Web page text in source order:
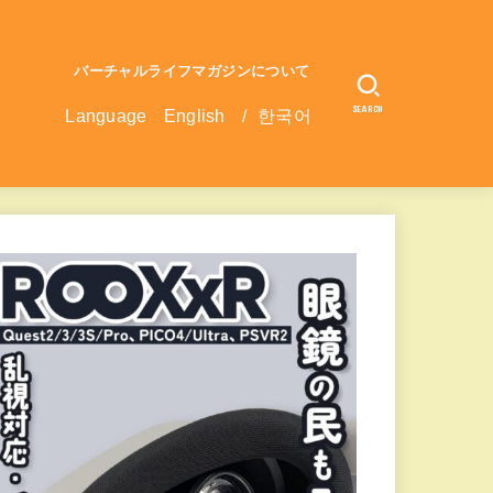
バーチャルライフマガジンについて
Language English / 한국어 SEARCH